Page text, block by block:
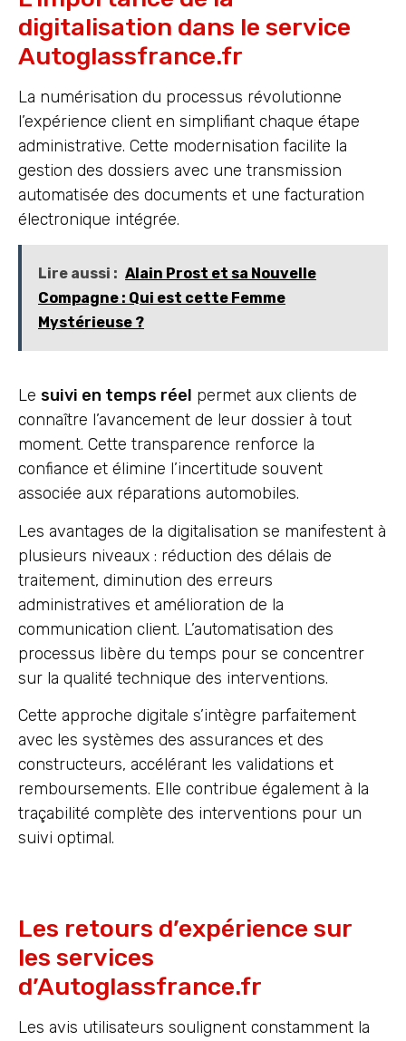
digitalisation dans le service
Autoglassfrance.fr
La numérisation du processus révolutionne
l’expérience client en simplifiant chaque étape
administrative. Cette modernisation facilite la
gestion des dossiers avec une transmission
automatisée des documents et une facturation
électronique intégrée.
Lire aussi : Alain Prost et sa Nouvelle
Compagne : Qui est cette Femme
Mystérieuse ?
Le suivi en temps réel permet aux clients de
connaître l’avancement de leur dossier à tout
moment. Cette transparence renforce la
confiance et élimine l’incertitude souvent
associée aux réparations automobiles.
Les avantages de la digitalisation se manifestent à
plusieurs niveaux : réduction des délais de
traitement, diminution des erreurs
administratives et amélioration de la
communication client. L’automatisation des
processus libère du temps pour se concentrer
sur la qualité technique des interventions.
Cette approche digitale s’intègre parfaitement
avec les systèmes des assurances et des
constructeurs, accélérant les validations et
remboursements. Elle contribue également à la
traçabilité complète des interventions pour un
suivi optimal.
Les retours d’expérience sur
les services
d’Autoglassfrance.fr
Les avis utilisateurs soulignent constamment la